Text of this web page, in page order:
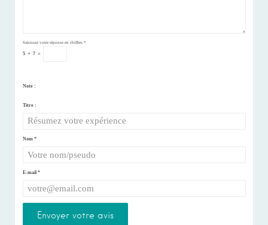
Nom *
E-mail *
Saisissez votre réponse en chiffres*
5 + 7 =
Note :
Titre :